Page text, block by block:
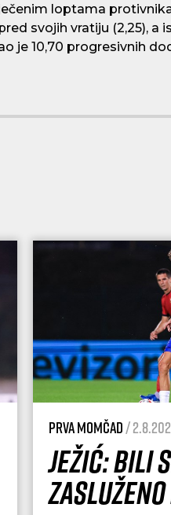
loptama
svojih vratiju (2,25), a
je 10,70 progresivnih
Prva momčad/
Ježić: Bili